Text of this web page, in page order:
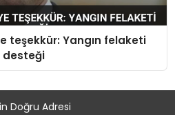
teşekkür: Yangın felaketi
desteği
Doğru Adresi